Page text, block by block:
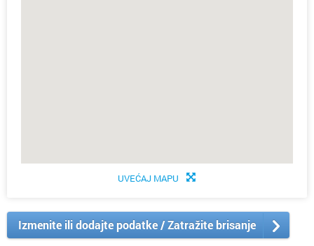
UVEĆAJ MAPU
Izmenite ili dodajte podatke / Zatražite brisanje